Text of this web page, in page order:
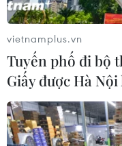
Chiêm
vietnamplus.vn
Tuyến phố đi bộ
Giấy được Hà